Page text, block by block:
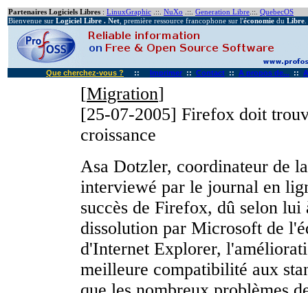
Partenaires Logiciels Libres : LinuxGraphic .::. NuXo .::. Generation Libre .::. QuebecOS
Bienvenue sur Logiciel Libre . Net , première ressource francophone sur l'économie du Libre
Que cherchez-vous ? :: Imprimer :: Contact :: A propos de... ::
[Migration]
[25-07-2005] Firefox doit
croissance
Asa Dotzler, coordinateur de
interviewé par le journal en
succès de Firefox, dû selon
dissolution par Microsoft de
d'Internet Explorer,
meilleure compatibilité aux